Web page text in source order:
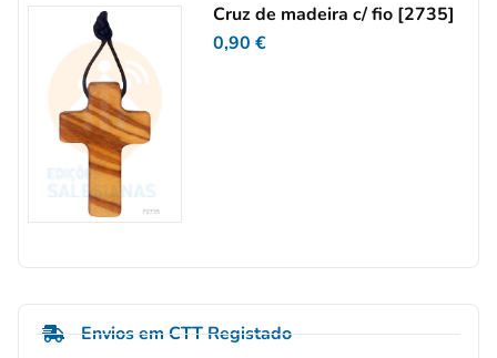
Cruz de madeira c/ fio [2735]
0,90€
Envios em CTT Registado